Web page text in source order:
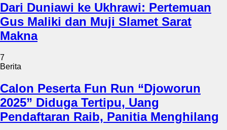
Dari Duniawi ke Ukhrawi: Pertemuan
Gus Maliki dan Muji Slamet Sarat
Makna
7
Berita
Calon Peserta Fun Run “Djoworun
2025” Diduga Tertipu, Uang
Pendaftaran Raib, Panitia Menghilang